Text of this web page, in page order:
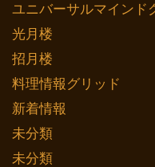
ユニバーサルマインド
光月楼
招月楼
料理情報グリッド
新着情報
未分類
未分類